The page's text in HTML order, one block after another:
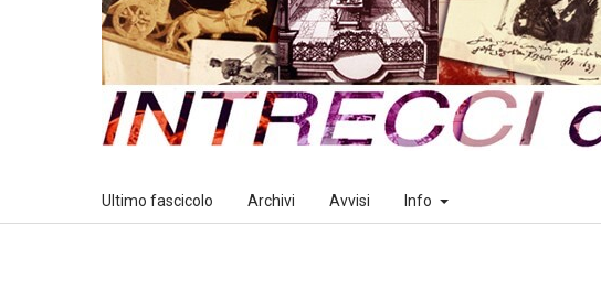
Ultimo fascicolo Archivi Avvisi Info